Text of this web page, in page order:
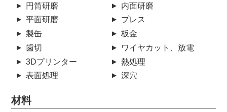
円筒研磨
内面研磨
平面研磨
プレス
製缶
板金
歯切
ワイヤカット、放電
3Dプリンター
熱処理
表面処理
深穴
材料